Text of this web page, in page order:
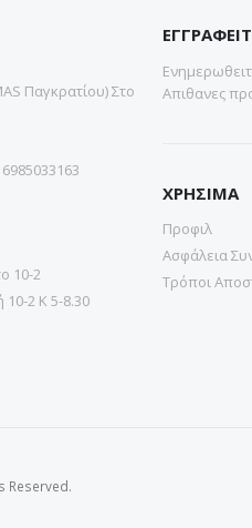
Παγκρατίου) Στο
10-2
2 Κ 5-8.30
Απιθανες
ΧΡΗΣΙΜΑ
Προφιλ
Ασφάλεια
Τρόποι
Reserved.